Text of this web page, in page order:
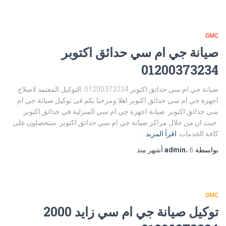
GMC
صيانة جي ام سي حدائق اكتوبر
01200373234
صيانة جي ام سي حدائق اكتوبر 01200373234 التوكيل المعتمد لاصلاح
اجهزة جي ام سي حدائق اكتوبر اهلا ومرحبا بكم فى توكيل صيانة جي ام
سي حدائق اكتوبر صيانة اجهزة جي ام سي المنزلية في حدائق اكتوبر
حيث ان من خلال مراكز صيانة جي ام سي حدائق اكتوبر ستحصلون على
كافة الخدمات اقرأ المزيد…
بواسطة
admin، 6 أشهر منذ
GMC
توكيل صيانة جي ام سي زايد 2000